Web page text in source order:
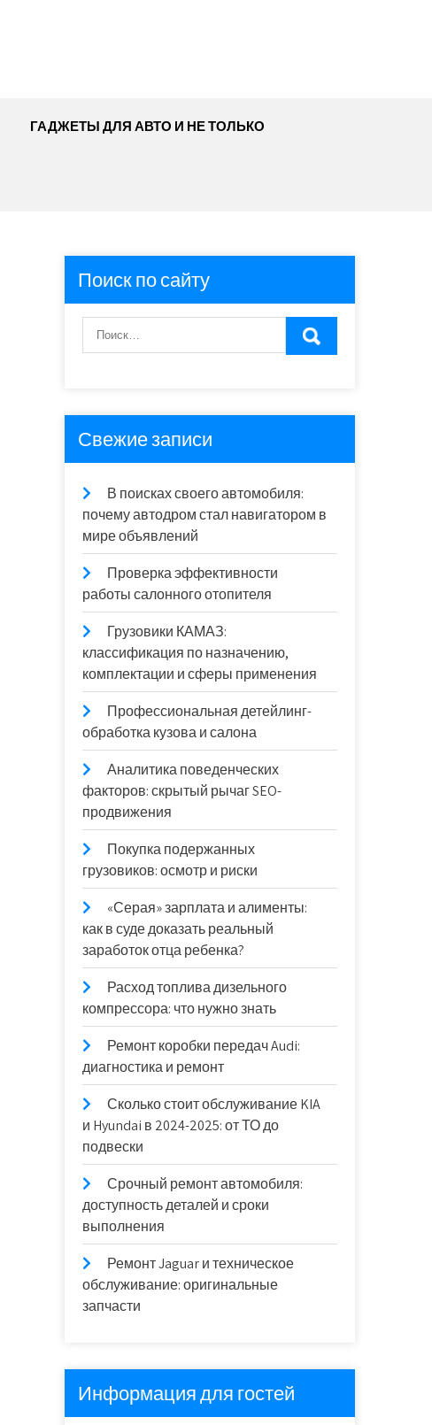
ГАДЖЕТЫ ДЛЯ АВТО И НЕ ТОЛЬКО
Поиск по сайту
Свежие записи
В поисках своего автомобиля:
почему автодром стал навигатором в
мире объявлений
Проверка эффективности
работы салонного отопителя
Грузовики КАМАЗ:
классификация по назначению,
комплектации и сферы применения
Профессиональная детейлинг-
обработка кузова и салона
Аналитика поведенческих
факторов: скрытый рычаг SEO-
продвижения
Покупка подержанных
грузовиков: осмотр и риски
«Серая» зарплата и алименты:
как в суде доказать реальный
заработок отца ребенка?
Расход топлива дизельного
компрессора: что нужно знать
Ремонт коробки передач Audi:
диагностика и ремонт
Сколько стоит обслуживание KIA
и Hyundai в 2024-2025: от ТО до
подвески
Срочный ремонт автомобиля:
доступность деталей и сроки
выполнения
Ремонт Jaguar и техническое
обслуживание: оригинальные
запчасти
Информация для гостей